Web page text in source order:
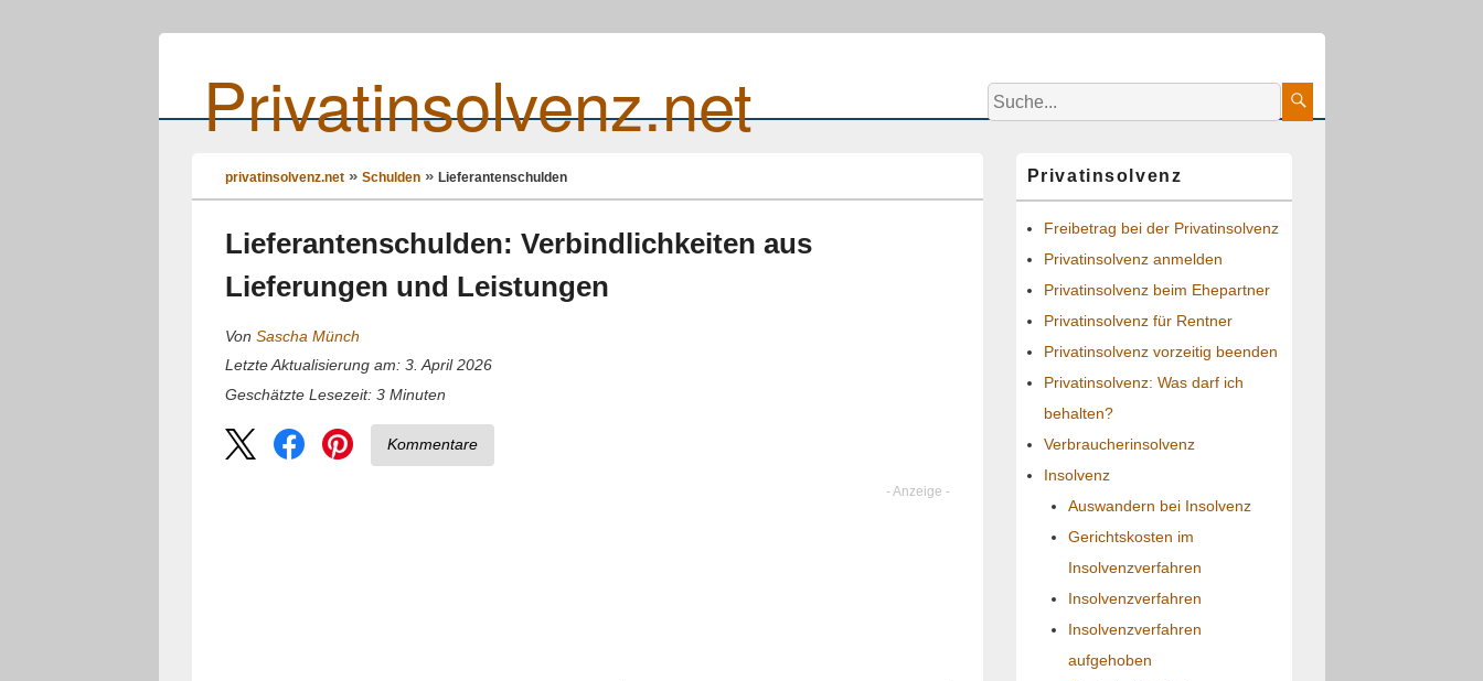
Privatinsolvenz.net Suche:
privatinsolvenz.net Schulden Lieferantenschulden
Lieferantenschulden: Verbindlichkeiten aus
Lieferungen und Leistungen
Von Sascha Münch
Letzte Aktualisierung am: 3. April 2026
Geschätzte Lesezeit: 3 Minuten
Kommentare
Seitenleisten-
Widgetbereich
Privatinsolvenz
Freibetrag bei der Privatinsolvenz
Privatinsolvenz anmelden
Privatinsolvenz beim Ehepartner
Privatinsolvenz für Rentner
Privatinsolvenz vorzeitig beenden
Privatinsolvenz: Was darf ich
behalten?
Verbraucherinsolvenz
Insolvenz
Auswandern bei Insolvenz
Gerichtskosten im
Insolvenzverfahren
Insolvenzverfahren
Insolvenzverfahren
aufgehoben